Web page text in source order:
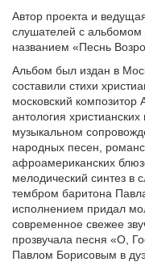
Автор проекта и
слушателей с
названием «Песнь
Альбом был издан в
составили стихи
московский композитор
антология
музыкальном
народных песен,
афроамериканских
мелодический синтез в
тембром баритона
исполнением придал
современное свежее
прозвучала песня «О,
Павлом Борисовым в